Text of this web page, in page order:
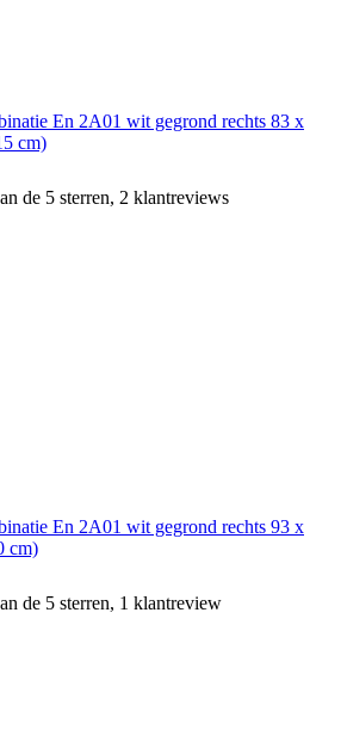
En 2A01 wit gegrond rechts 83 x
cm)
de 5 sterren, 2 klantreviews
En 2A01 wit gegrond rechts 93 x
cm)
de 5 sterren, 1 klantreview